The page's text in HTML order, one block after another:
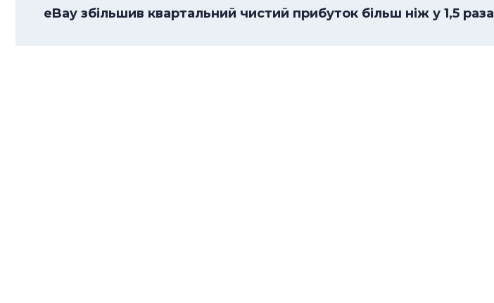
eBay збільшив квартальний чистий прибуток більш ніж у 1,5 раза